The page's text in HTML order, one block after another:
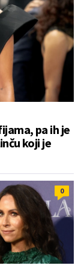
pa ih je
koji je
0